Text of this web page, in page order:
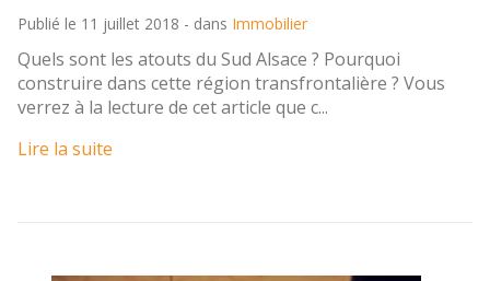
Publié le 11 juillet 2018 - dans Immobilier
Quels sont les atouts du Sud Alsace ? Pourquoi
construire dans cette région transfrontalière ? Vous
verrez à la lecture de cet article que c...
Lire la suite